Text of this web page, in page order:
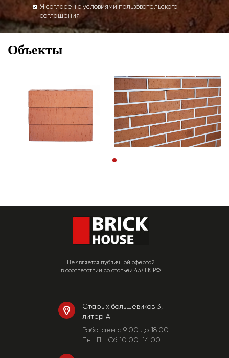
Я согласен с условиями пользовательского
соглашения
Объекты
Не является публичной офертой
в соответствии со статьей 437 ГК РФ
Старых большевиков 3,
литер А
Работаем c 9:00 до 18:00.
Пн—Пт. Сб 10:00-14:00